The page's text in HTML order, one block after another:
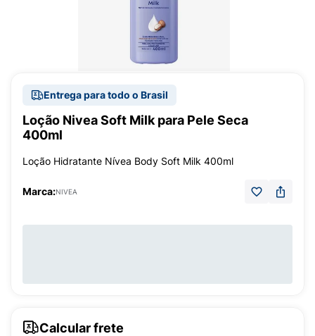
Entrega para todo o Brasil
Loção Nivea Soft Milk para Pele Seca
400ml
Loção Hidratante Nívea Body Soft Milk 400ml
Marca:NIVEA
Calcular frete